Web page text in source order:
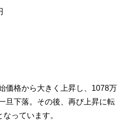
価格から大きく上昇し、1078万
旦下落。その後、再び上昇に転
っています。